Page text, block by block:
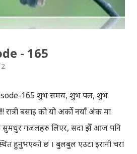
- 165
165 शुभ समय, शुभ पल, शुभ
रात्री बसाइ को यो अर्को नयाँ अंक मा
सुमधुर गजलहरु लिएर, सदा झैँ आज पनि
हुनुभएको छ । बुलबुल एउटा इरानी चरा